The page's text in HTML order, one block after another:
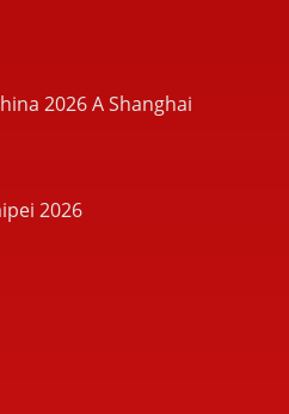
2026 A Shanghai
2026